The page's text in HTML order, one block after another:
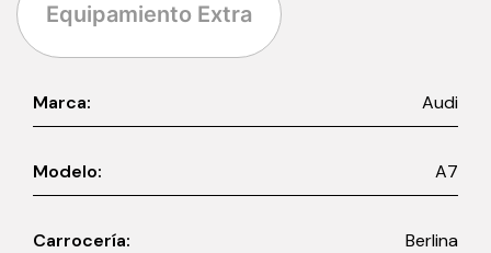
Equipamiento Extra
Marca: Audi
Modelo: A7
Carrocería: Berlina